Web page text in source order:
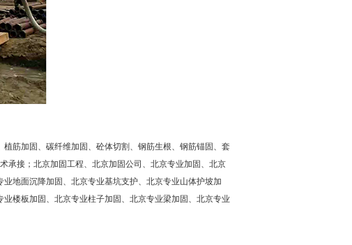
筋加固、碳纤维加固、砼体切割、钢筋生根、钢筋锚固、套
承接；北京加固工程、 北京加固公司 、北京专业加固、北京
地面沉降加固、北京专业基坑支护、北京专业山体护坡加
楼板加固、北京专业柱子加固、北京专业梁加固、 北京专业